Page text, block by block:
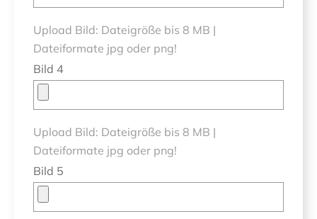
Upload Bild: Dateigröße bis 8 MB |
Dateiformate jpg oder png!
Bild 4
Upload Bild: Dateigröße bis 8 MB |
Dateiformate jpg oder png!
Bild 5